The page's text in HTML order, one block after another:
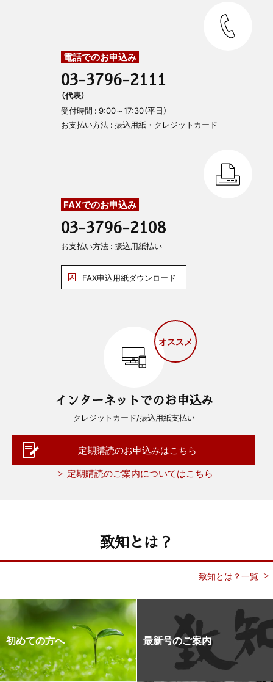
木鶏クラブ通信
電話でのお申込み
03-3796-2111
（代表）
受付時間 : 9:00～17:30（平日）
お支払い方法 : 振込用紙・クレジットカード
FAXでのお申込み
03-3796-2108
お支払い方法 : 振込用紙払い
FAX申込用紙ダウンロード
オススメ
インターネットでのお申込み
クレジットカード/振込用紙支払い
定期購読のお申込みはこちら
定期購読のご案内についてはこちら
致知とは？
致知とは？一覧
初めての方へ 最新号のご案内